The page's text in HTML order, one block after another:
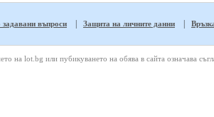
задавани въпроси Защита на личните данни
на lot.bg или пубикуването на обява в сайта означава